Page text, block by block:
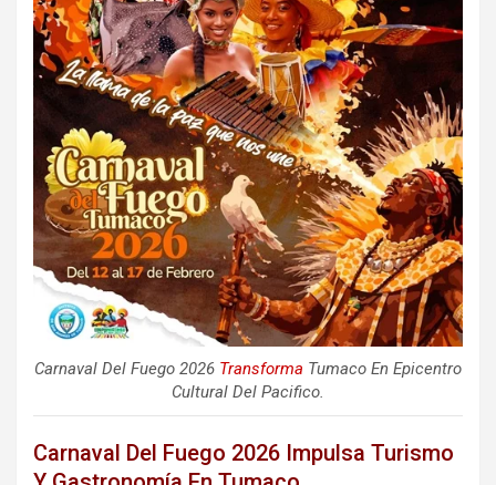
Carnaval Del Fuego 2026 Transforma Tumaco En Epicentro
Cultural Del Pacifico.
Carnaval Del Fuego 2026 Impulsa Turismo